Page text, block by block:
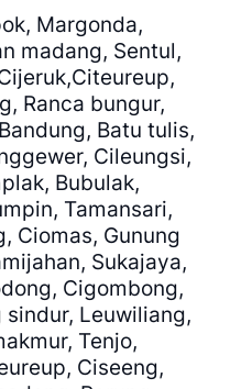
Margonda,
madang, Sentul,
Ranca bungur,
Batu tulis,
Cileungsi,
Bubulak,
Tamansari,
Ciomas, Gunung
Sukajaya,
Cigombong,
sindur, Leuwiliang,
Tenjo,
Ciseeng,